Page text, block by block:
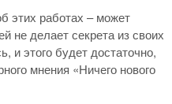
этих работах – может
не делает секрета из своих
и этого будет достаточно,
мнения «Ничего нового